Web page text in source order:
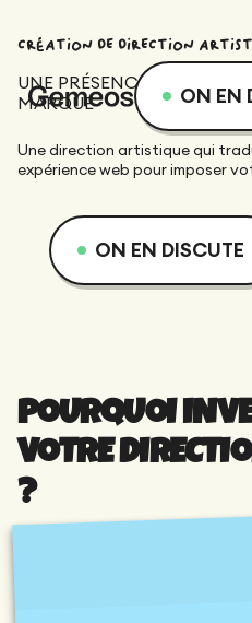
menu
Réalisations
Services
Logotype
Direction
Web Design
Product Design
Webflow
Migration
Audit technique
Ressources
Blog
ON EN
CRÉATION DE DIRECTION
UNE PRÉSENCE WEB
MARQUE
Une direction artistique qui
expérience web pour imposer
ON EN DISCUTE
POURQUOI
VOTRE
?